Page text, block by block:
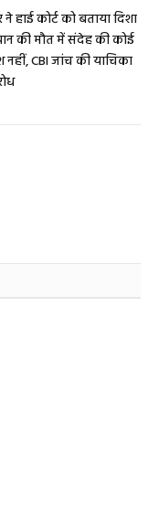
हाई कोर्ट को बताया दिशा
की मौत में संदेह की कोई
नहीं, CBI जांच की याचिका